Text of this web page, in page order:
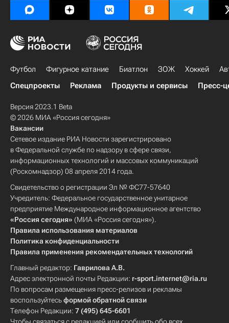
Мохамед Салах
Криштиану Роналду
Футбол Фигурное катание Биатлон ЗОЖ Хоккей
Спецпроекты
Реклама Продукты и сервисы Пресс-
Версия 2023.1 Beta
© 2026 МИА «Россия сегодня»
Вакансии
Сетевое издание РИА Новости зарегистрировано
в Федеральной службе по надзору в сфере связи,
информационных технологий и массовых коммуникаций
(Роскомнадзор) 08 апреля 2014 года.
Свидетельство о регистрации Эл № ФС77-57640
Учредитель: Федеральное государственное унитарное
предприятие Международное информационное агентство
«Россия сегодня» (МИА «Россия сегодня»).
Правила использования материалов
Политика конфиденциальности
Правила применения рекомендательных технологий
Главный редактор: Гаврилова А.В.
Адрес электронной почты Редакции: r-sport.internet@ria.ru
По вопросам размещения пресс-релизов и рекламы
воспользуйтесьформой обратной связи
Телефон Редакции: 7 (495) 645-6601